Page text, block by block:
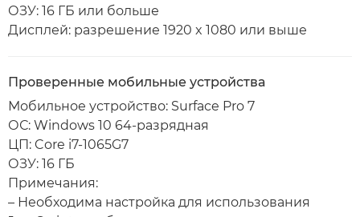
ОЗУ: 16 ГБ или больше
Дисплей: разрешение 1920 x 1080 или выше
Проверенные мобильные устройства
Мобильное устройство: Surface Pro 7
ОС: Windows 10 64-разрядная
ЦП: Core i7-1065G7
ОЗУ: 16 ГБ
Примечания:
– Необходима настройка для использования